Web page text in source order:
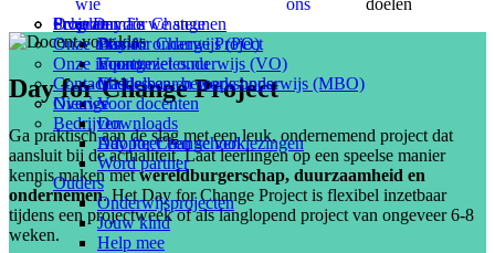
wie
Scholen
Primair onderwijs (PO)
Voortgezet onderwijs (VO)
Middelbaar beroeps onderwijs (MBO)
Voor docenten
Bedrijven
Adopteer een school
Word partner
Ouders
Onderwijsprojecten
Jouw kind
Help mee
Programma’s
Day for Change Project
Economieles.nu
Gastlessen en workshops
Overige
Downloads
Day for Change verkiezingen
ons
Over Day for Change
Onze missie
Onze impact
Contact
Nieuws
doelen
Projecten die we steunen
Day for Change Project
Ga praktisch aan de slag met een leuk, ondernemend project dat
aansluit bij de actualiteit. Laatleerlingen op een speelse manier
kennis maken met wereldburgerschap, duurzaamheid en
ondernemen. Het Day for Change Project is flexibel inzetbaar
tijdens een projectweek of als langlopend project van ongeveer 6-8
weken.